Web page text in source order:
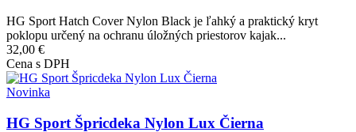
HG Sport Hatch Cover Nylon Black je ľahký a praktický kryt
poklopu určený na ochranu úložných priestorov kajak...
32,00 €
Cena s DPH
Obrázok
Novinka
HG Sport Špricdeka Nylon Lux Čierna